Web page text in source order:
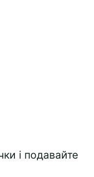
і подавайте